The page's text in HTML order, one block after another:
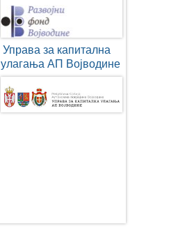
Управа за капитална
улагања АП Војводине